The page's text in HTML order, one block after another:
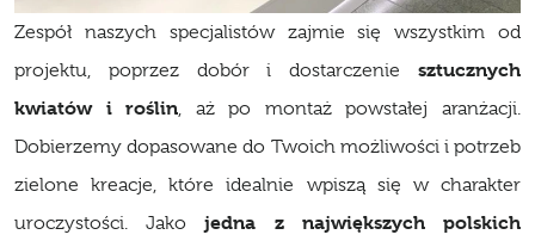
Zespół naszych specjalistów zajmie się wszystkim od
projektu, poprzez dobór i dostarczenie sztucznych
kwiatów i roślin, aż po montaż powstałej aranżacji.
Dobierzemy dopasowane do Twoich możliwości i potrzeb
zielone kreacje, które idealnie wpiszą się w charakter
uroczystości. Jakojedna z największych polskich